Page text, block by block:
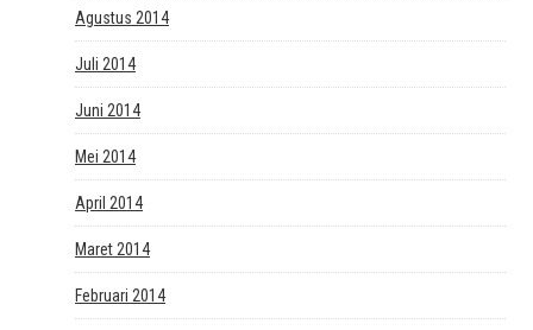
Agustus 2014
Juli 2014
Juni 2014
Mei 2014
April 2014
Maret 2014
Februari 2014